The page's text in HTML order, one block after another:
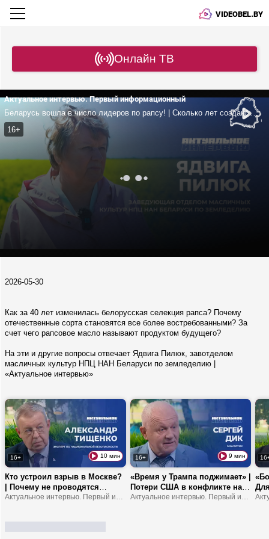
VIDEOBEL.BY
Онлайн ТВ
Актуальное интервью. Первый информационный
Беларусь вошла в число лидеров по рапсу! | Сколько лет создают один сорт? | Главный секрет масличного бума
16+
2026-05-30
Как за 40 лет изменилась белорусская селекция рапса? Почему
отечественные сорта становятся все более востребованными? За
счет чего рапсовое масло называют продуктом будущего?
На эти и другие вопросы отвечает Ядвига Пилюк, завотделом
масличных культур НПЦ НАН Беларуси по земледелию |
«Актуальное интервью»
16+ 10 мин
Кто устроил взрыв в Москве?
| Почему не проводятся
выборы в Украине? |
16+ 9 мин
«Время у Трампа поджимает» |
Потери США в конфликте на
Ближнем Востоке | Европа
от